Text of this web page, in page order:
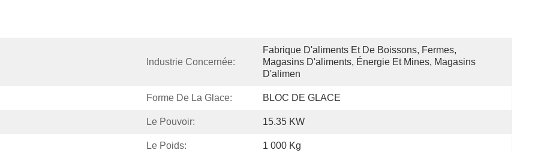
Industrie Concernée:
Fabrique D'aliments Et De Boissons, Fermes,
Magasins D'aliments, Énergie Et Mines, Magasins
D'alimen
Forme De La Glace: BLOC DE GLACE
Le Pouvoir: 15.35 KW
Le Poids: 1 000 Kg